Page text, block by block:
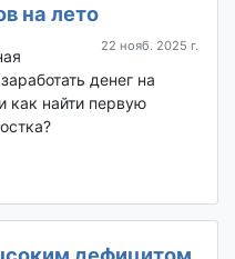
на лето
22 нояб. 2025 г.
денег на
как найти первую